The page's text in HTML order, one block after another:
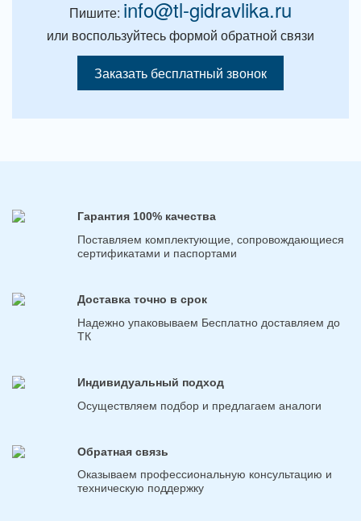
Пишите: info@tl-gidravlika.ru
или воспользуйтесь формой обратной связи
Заказать бесплатный звонок
Гарантия 100% качества
Поставляем комплектующие, сопровождающиеся
сертификатами и паспортами
Доставка точно в срок
Надежно упаковываем Бесплатно доставляем до
ТК
Индивидуальный подход
Осуществляем подбор и предлагаем аналоги
Обратная связь
Оказываем профессиональную консультацию и
техническую поддержку